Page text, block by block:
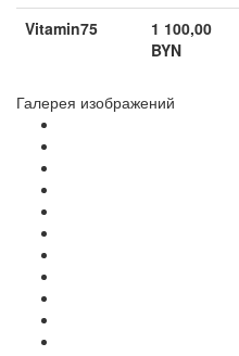
Vitamin75
1 100,00
BYN
Галерея изображений